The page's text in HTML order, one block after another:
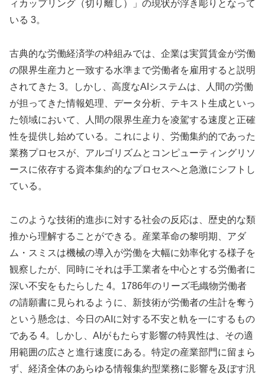
ィカップリング（切り離し）」の現状が浮き彫りとなって
いる 3。
古典的な労働経済学の枠組みでは、企業は実質賃金が労働
の限界生産力と一致する水準まで労働者を雇用すると説明
されてきた 3。しかし、高度なAIシステムは、人間の労働
が担ってきた情報処理、データ分析、テキスト生成といっ
た領域において、人間の限界生産力を凌駕する速度と正確
性を提供し始めている。これにより、労働集約的であった
業務プロセスが、アルゴリズムとコンピューティングリソ
ースに依存する資本集約的なプロセスへと急激にシフトし
ている。
このような技術的進歩に対する社会の反応は、歴史的な類
推から理解することができる。産業革命の黎明期、アダ
ム・スミスは機械の導入が労働を大幅に効率化する様子を
観察したが、同時にそれは手工業者を中心とする労働者に
深い不安をもたらした 4。1786年のリーズ毛織物労働者
の請願書に見られるように、新技術が労働者の生計を奪う
という懸念は、今日のAIに対する不安と軌を一にするもの
である 4。しかし、AIがもたらす影響の特異性は、その適
用範囲の広さと進行速度にある。特定の産業部門に留まら
ず、経済全体のあらゆる情報集約型業務に影響を及ぼす汎